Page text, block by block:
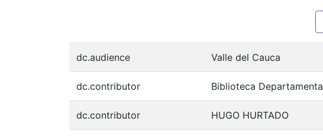
dc.audience Valle del Cauca
dc.contributor Biblioteca
dc.contributor HUGO HURTADO